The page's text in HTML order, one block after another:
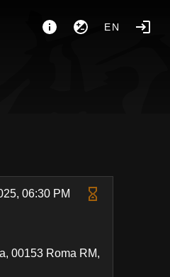
EN
06:30 PM
00153 Roma RM,